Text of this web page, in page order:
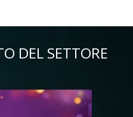
DEL SETTORE